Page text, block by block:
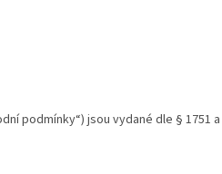
podmínky“) jsou vydané dle § 1751